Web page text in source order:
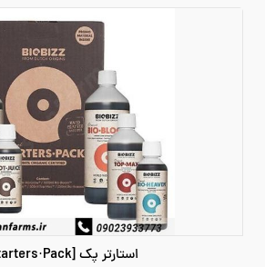
استارتر پک [Starters·Pack]